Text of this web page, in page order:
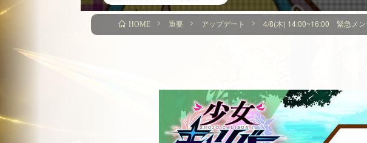
HOME 重要 アップデート 4/8(木) 14:00~16:00 緊急メン